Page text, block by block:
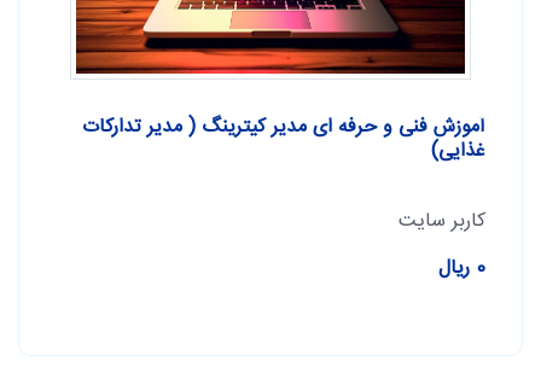
آموزش فنی و حرفه ای مدیر کیترینگ ( مدیر تدارکات
غذایی)
کاربر سایت
0 ریال